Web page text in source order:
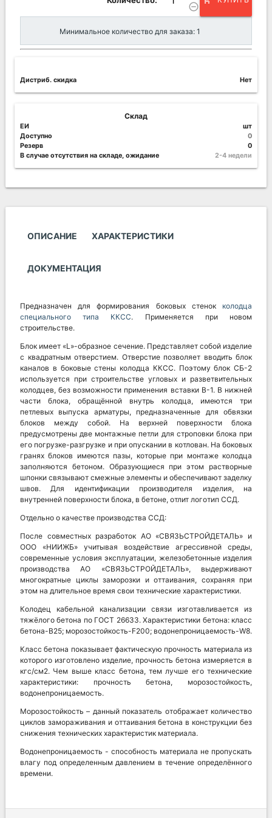
remove_circle_outline
Минимальное количество для заказа: 1
Дистриб. скидка Нет
Склад
ЕИ
шт
Доступно
0
Резерв
0
В случае отсутствия на складе, ожидание
2-4 недели
ОПИСАНИЕ ХАРАКТЕРИСТИКИ
ДОКУМЕНТАЦИЯ
Предназначен для формирования боковых стенок колодца
специального типа ККСС. Применяется при новом
строительстве.
Блок имеет «L»-образное сечение. Представляет собой изделие
с квадратным отверстием. Отверстие позволяет вводить блок
каналов в боковые стены колодца ККСС. Поэтому блок СБ-2
используется при строительстве угловых и разветвительных
колодцев, без возможности применения вставки В-1. В нижней
части блока, обращённой внутрь колодца, имеются три
петлевых выпуска арматуры, предназначенные для обвязки
блоков между собой. На верхней поверхности блока
предусмотрены две монтажные петли для строповки блока при
его погрузке-разгрузке и при опускании в котлован. На боковых
гранях блоков имеются пазы, которые при монтаже колодца
заполняются бетоном. Образующиеся при этом растворные
шпонки связывают смежные элементы и обеспечивают заделку
швов. Для идентификации производителя изделия, на
внутренней поверхности блока, в бетоне, отлит логотип ССД.
Отдельно о качестве производства ССД:
После совместных разработок АО «СВЯЗЬСТРОЙДЕТАЛЬ» и
ООО «НИИЖБ» учитывая воздействие агрессивной среды,
современные условия эксплуатации, железобетонные изделия
производства АО «СВЯЗЬСТРОЙДЕТАЛЬ», выдерживают
многократные циклы заморозки и оттаивания, сохраняя при
этом на длительное время свои технические характеристики.
Колодец кабельной канализации связи изготавливается из
тяжёлого бетона по ГОСТ 26633. Характеристики бетона: класс
бетона-В25; морозостойкость-F200; водонепроницаемость-W8.
Класс бетона показывает фактическую прочность материала из
которого изготовлено изделие, прочность бетона измеряется в
кгс/см2. Чем выше класс бетона, тем лучше его технические
характеристики: прочность бетона, морозостойкость,
водонепроницаемость.
Морозостойкость – данный показатель отображает количество
циклов замораживания и оттаивания бетона в конструкции без
снижения технических характеристик материала.
Водонепроницаемость - способность материала не пропускать
влагу под определенным давлением в течение определённого
времени.